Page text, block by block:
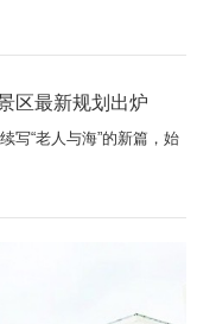
区最新规划出炉
写“老人与海”的新篇，始